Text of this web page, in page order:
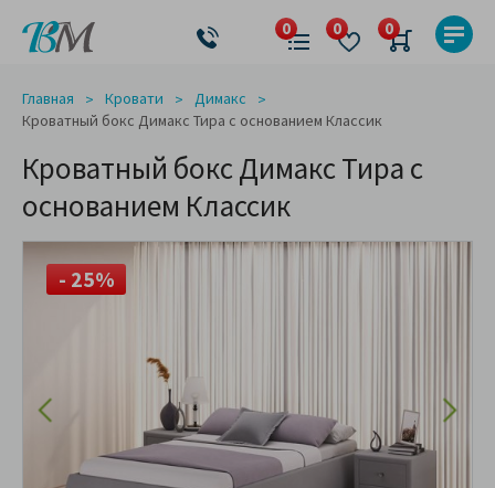
Главная Кровати
Димакс
Кроватный бокс Димакс Тира с основанием Классик
Кроватный бокс Димакс Тира с
основанием Классик
- 25%